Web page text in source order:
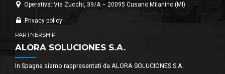
Operativa: Via Zucchi, 39/A – 20095 Cusano Milanino (MI)
Privacy policy
PARTNERSHIP
ALORA SOLUCIONES S.A.
In Spagna siamo rappresentati da ALORA SOLUCIONES S.A.